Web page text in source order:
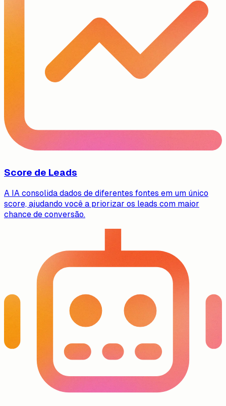
Score de Leads
A IA consolida dados de diferentes fontes em um único
score, ajudando você a priorizar os leads com maior
chance de conversão.